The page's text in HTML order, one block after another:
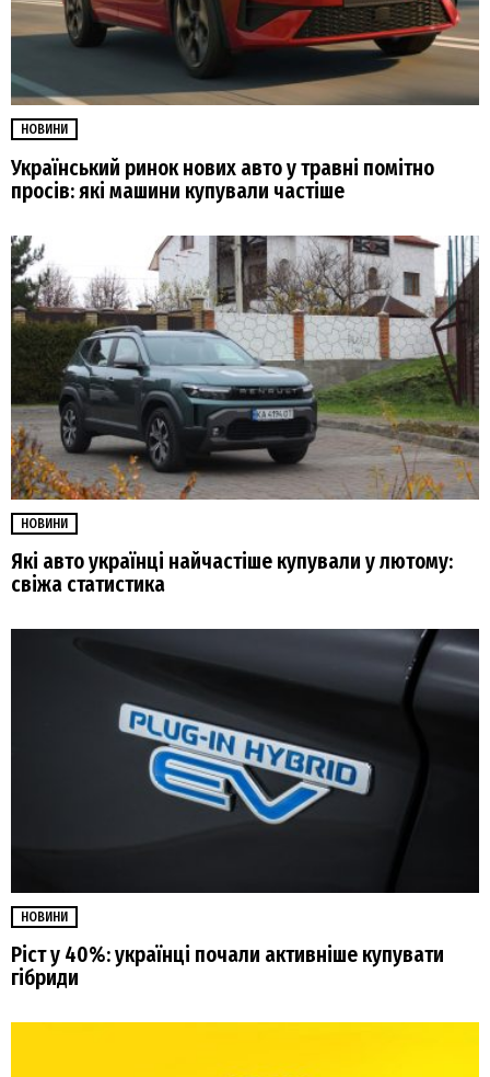
НОВИНИ
Український ринок нових авто у травні помітно
просів: які машини купували частіше
НОВИНИ
Які авто українці найчастіше купували у лютому:
свіжа статистика
НОВИНИ
Ріст у 40%: українці почали активніше купувати
гібриди